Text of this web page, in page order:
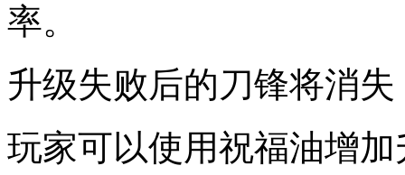
率。
升级失败后的刀锋将消
玩家可以使用祝福油增